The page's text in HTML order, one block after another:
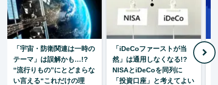
「宇宙・防衛関連は一時の
テーマ」は誤解かも…!?
“流行りもの”にとどまらな
い言える“これだけの理
「iDeCoファーストが当
然」は通用しなくなる!?
NISAとiDeCoを同列に
「投資口座」と考えてよい